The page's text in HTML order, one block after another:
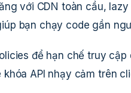
với CDN toàn cầu,
bạn chạy code gần
để hạn chế truy
API nhạy cảm trên